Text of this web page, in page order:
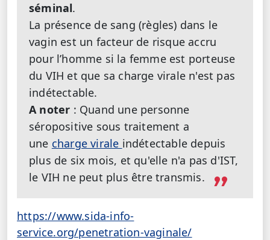
séminal.
La présence de sang (règles) dans le
vagin est un facteur de risque accru
pour l’homme si la femme est porteuse
du VIH et que sa charge virale n'est pas
indétectable.
A noter : Quand une personne
séropositive sous traitement a
une charge virale indétectable depuis
plus de six mois, et qu'elle n'a pas d'IST,
le VIH ne peut plus être transmis.
https://www.sida-info-
service.org/penetration-vaginale/